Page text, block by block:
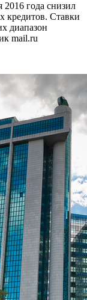
года снизил
кредитов. Ставки
диапазон
mail.ru